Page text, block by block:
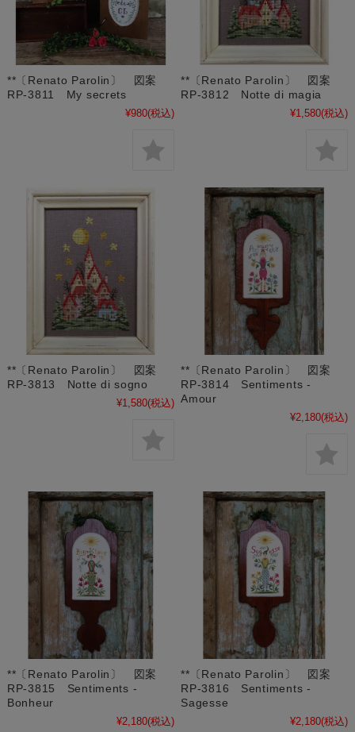
**〔Renato Parolin〕 図案
RP-3811 My secrets
¥980(税込)
**〔Renato Parolin〕 図案
RP-3812 Notte di magia
¥1,580(税込)
**〔Renato Parolin〕 図案
RP-3813 Notte di sogno
¥1,580(税込)
**〔Renato Parolin〕 図案
RP-3814 Sentiments -
Amour
¥2,180(税込)
**〔Renato Parolin〕 図案
RP-3815 Sentiments -
Bonheur
¥2,180(税込)
**〔Renato Parolin〕 図案
RP-3816 Sentiments -
Sagesse
¥2,180(税込)